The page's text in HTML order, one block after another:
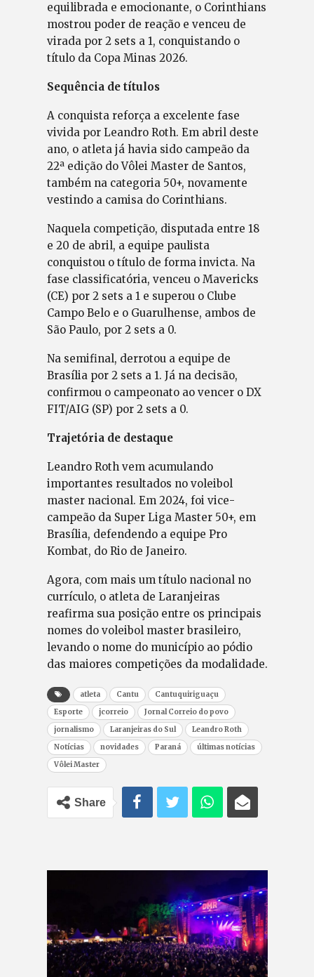
equilibrada e emocionante, o Corinthians
mostrou poder de reação e venceu de
virada por 2 sets a 1, conquistando o
título da Copa Minas 2026.
Sequência de títulos
A conquista reforça a excelente fase
vivida por Leandro Roth. Em abril deste
ano, o atleta já havia sido campeão da
22ª edição do Vôlei Master de Santos,
também na categoria 50+, novamente
vestindo a camisa do Corinthians.
Naquela competição, disputada entre 18
e 20 de abril, a equipe paulista
conquistou o título de forma invicta. Na
fase classificatória, venceu o Mavericks
(CE) por 2 sets a 1 e superou o Clube
Campo Belo e o Guarulhense, ambos de
São Paulo, por 2 sets a 0.
Na semifinal, derrotou a equipe de
Brasília por 2 sets a 1. Já na decisão,
confirmou o campeonato ao vencer o DX
FIT/AIG (SP) por 2 sets a 0.
Trajetória de destaque
Leandro Roth vem acumulando
importantes resultados no voleibol
master nacional. Em 2024, foi vice-
campeão da Super Liga Master 50+, em
Brasília, defendendo a equipe Pro
Kombat, do Rio de Janeiro.
Agora, com mais um título nacional no
currículo, o atleta de Laranjeiras
reafirma sua posição entre os principais
nomes do voleibol master brasileiro,
levando o nome do município ao pódio
das maiores competições da modalidade.
atleta Cantu
Cantuquiriguaçu
Esporte
jcorreio
Jornal Correio do povo
jornalismo
Laranjeiras do Sul
Leandro Roth
Notícias
novidades Paraná
últimas notícias
Vôlei Master
Share